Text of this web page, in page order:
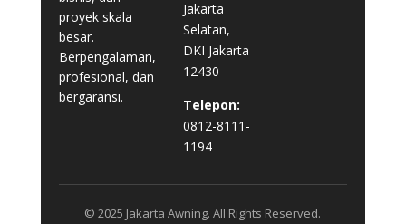
proyek skala
besar.
Berpengalaman,
profesional, dan
bergaransi.
Jakarta
Selatan,
DKI Jakarta
12430
Telepon:
0812-8111-
1194
© 2025 Jakarta Awning. All Rights Reserved.